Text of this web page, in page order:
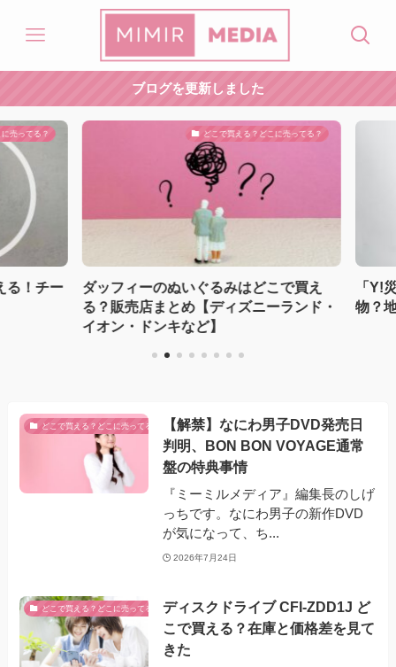
ブログを更新しました
ってる？
！チー
どこで買える？どこに売ってる？
ダッフィーのぬいぐるみはどこで買え
る？販売店まとめ【ディズニーランド・
イオン・ドンキなど】
「Y!災
物？地
どこで買える？どこに売ってる？
【解禁】なにわ男子DVD発売日
判明、BON BON VOYAGE通常
盤の特典事情
『ミーミルメディア』編集長のしげ
っちです。なにわ男子の新作DVD
が気になって、ち...
2026年7月24日
どこで買える？どこに売ってる？
ディスクドライブ CFI-ZDD1J ど
こで買える？在庫と価格差を見て
きた